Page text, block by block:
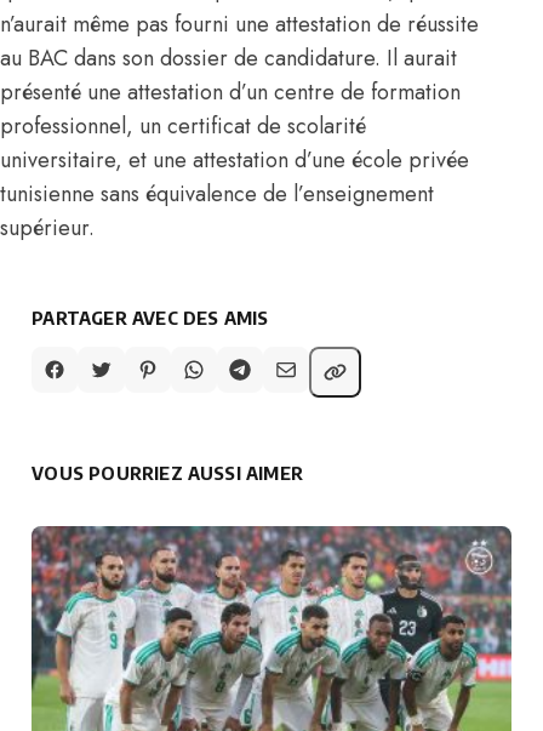
n’aurait même pas fourni une attestation de réussite
au BAC dans son dossier de candidature. Il aurait
présenté une attestation d’un centre de formation
professionnel, un certificat de scolarité
universitaire, et une attestation d’une école privée
tunisienne sans équivalence de l’enseignement
supérieur.
PARTAGER AVEC DES AMIS
VOUS POURRIEZ AUSSI AIMER